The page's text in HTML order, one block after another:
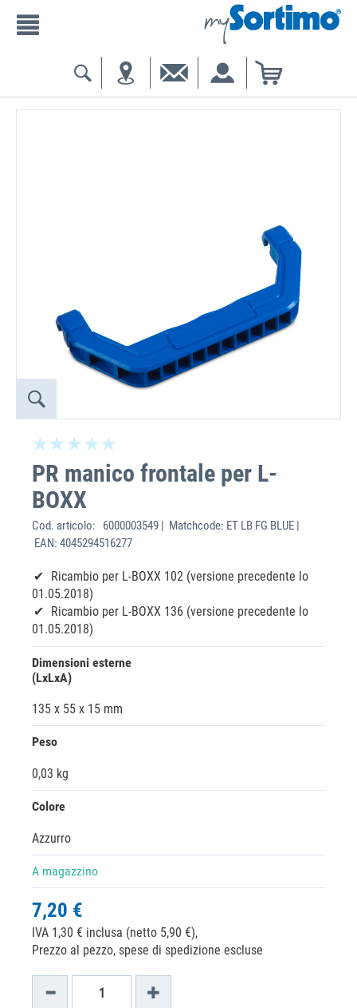
PR manico frontale per L-
BOXX
Cod. articolo:
6000003549 | Matchcode: ET LB FG BLUE |
EAN: 4045294516277
Ricambio per L-BOXX 102 (versione precedente lo
01.05.2018)
Ricambio per L-BOXX 136 (versione precedente lo
01.05.2018)
Dimensioni esterne
(LxLxA)
135 x 55 x 15 mm
Peso
0,03 kg
Colore
Azzurro
A magazzino
7,20 €
IVA 1,30 € inclusa (netto 5,90 €),
Prezzo al pezzo, spese di spedizione escluse